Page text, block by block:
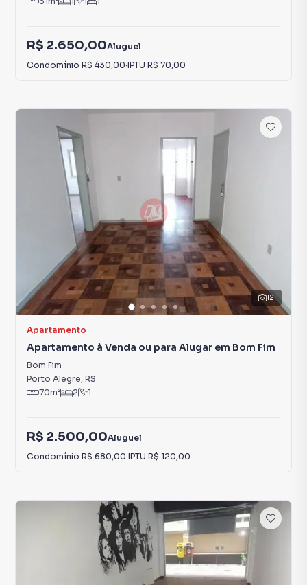
R$ 2.650,00Aluguel
Condomínio R$ 430,00·IPTU R$ 70,00
12
Apartamento
Apartamento à Venda ou para Alugar em Bom Fim
Bom Fim
Porto Alegre, RS
70m² 2 1
R$ 2.500,00Aluguel
Condomínio R$ 680,00·IPTU R$ 120,00